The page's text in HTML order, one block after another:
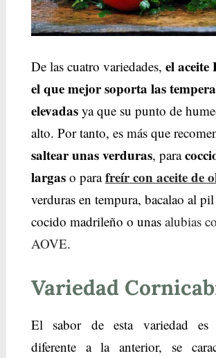
De las cuatro variedades, el aceite
el que mejor soporta las
elevadasya que su punto de
alto. Por tanto, es más que
saltear unasverduras, para
largaso parafreír con aceite de
verduras en tempura, bacalao al
cocido madrileño o unas alubias
AOVE.
Variedad
El sabor de esta variedad es
diferente a la anterior, se